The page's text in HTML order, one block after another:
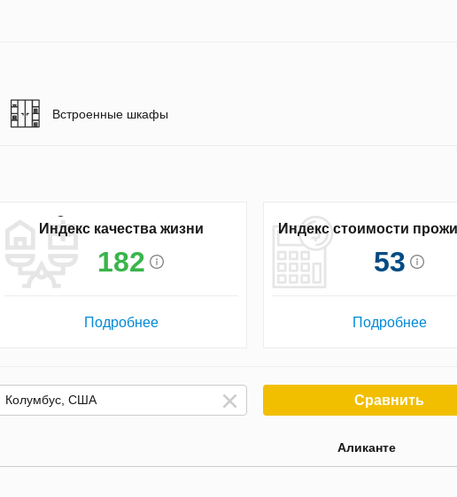
Встроенные шкафы
Индекс качества жизни
182
Подробнее
Индекс стоимости
53
Подробнее
Сравнить
Аликанте